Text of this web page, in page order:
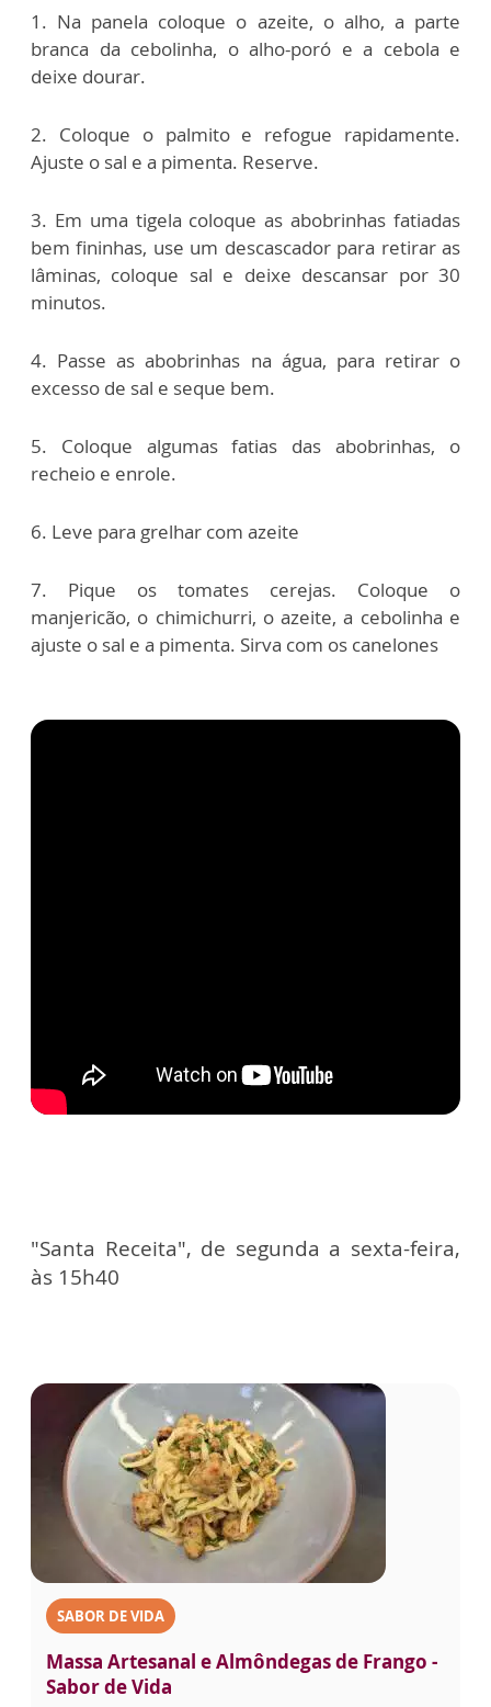
1. Na panela coloque o azeite, o alho, a parte
branca da cebolinha, o alho-poró e a cebola e
deixe dourar.
2. ⁠Coloque o palmito e refogue rapidamente.
Ajuste o sal e a pimenta. Reserve.
3. ⁠Em uma tigela coloque as abobrinhas fatiadas
bem fininhas, use um descascador para retirar as
lâminas, coloque sal e deixe descansar por 30
minutos.
4. ⁠Passe as abobrinhas na água, para retirar o
excesso de sal e seque bem.
5. Coloque algumas fatias das abobrinhas, o
recheio e enrole.
6. ⁠Leve para grelhar com azeite
7. ⁠Pique os tomates cerejas. Coloque o
manjericão, o chimichurri, o azeite, a cebolinha e
ajuste o sal e a pimenta. Sirva com os canelones
"Santa Receita", de segunda a sexta-feira,
às 15h40
SABOR DE VIDA
Massa Artesanal e Almôndegas de Frango -
Sabor de Vida